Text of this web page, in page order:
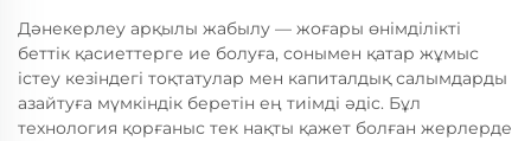
Дәнекерлеу арқылы жабылу — жоғары өнімділікті
беттік қасиеттерге ие болуға, сонымен қатар жұмыс
істеу кезіндегі тоқтатулар мен капиталдық салымдарды
азайтуға мүмкіндік беретін ең тиімді әдіс. Бұл
технология қорғаныс тек нақты қажет болған жерлерде